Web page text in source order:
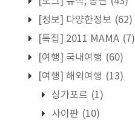
[정보] 다양한정보 (62)
[특집] 2011 MAMA (7)
[여행] 국내여행 (60)
[여행] 해외여행 (13)
싱가포르 (1)
사이판 (10)